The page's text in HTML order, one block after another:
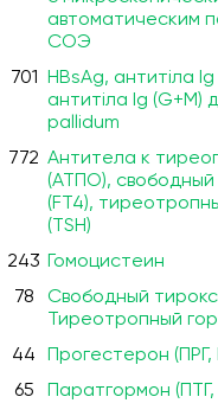
автоматическим
СОЭ
701
HBsAg, антитіла
антитіла Ig (G+М)
pallidum
772 Антитела к
(ATПO),
(FT4),
(TSH)
243 Гомоцистеин
78
Свободный
Тиреотропный
44 Прогестерон (ПРГ,
65 Паратгормон (ПТГ,